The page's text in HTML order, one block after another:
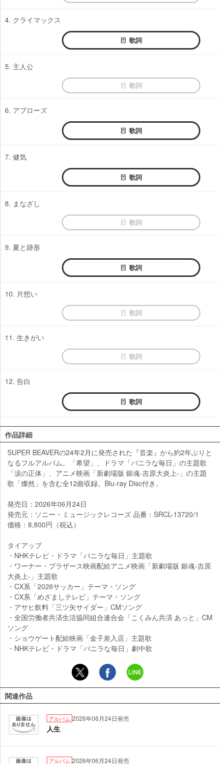
4. クライマックス
歌詞
5. 主人公
歌詞
6. アプローズ
歌詞
7. 健気
歌詞
8. まなざし
歌詞
9. 夏と跡形
歌詞
10. 片想い
歌詞
11. 生きがい
歌詞
12. 告白
歌詞
作品詳細
SUPER BEAVERの24年2月に発売された『音楽』から約2年ぶりと
なるフルアルバム。「希望」、ドラマ「バニラな毎日」の主題歌
「涙の正体」、アニメ映画「新劇場版 銀魂-吉原大炎上-」の主題
歌「燦然」を含む全12曲収録。Blu-ray Disc付き。
発売日：2026年06月24日
発売元：ソニー・ミュージックレコーズ 品番：SRCL-13720/1
価格：8,800円（税込）
タイアップ
・NHKテレビ・ドラマ「バニラな毎日」主題歌
・ワーナー・ブラザース映画配給アニメ映画「新劇場版 銀魂-吉原
大炎上-」主題歌
・CX系「2026サッカー」テーマ・ソング
・CX系「めざましテレビ」テーマ・ソング
・アサヒ飲料「三ツ矢サイダー」CMソング
・全国労働者共済生活協同組合連合会「こくみん共済 あっと」CM
ソング
・ショウゲート配給映画「金子差入店」主題歌
・NHKテレビ・ドラマ「バニラな毎日」劇中歌
関連作品
アルバム 2026年06月24日発売
人生
アルバム 2026年06月24日発売